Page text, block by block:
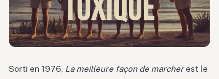
Sorti en 1976, La meilleure façon de marcherest le